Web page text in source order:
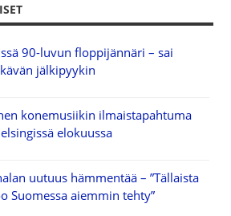
90-luvun floppijännäri – sai
jälkipyykin
konemusiikin ilmaistapahtuma
elokuussa
uutuus hämmentää – ”Tällaista
Suomessa aiemmin tehty”